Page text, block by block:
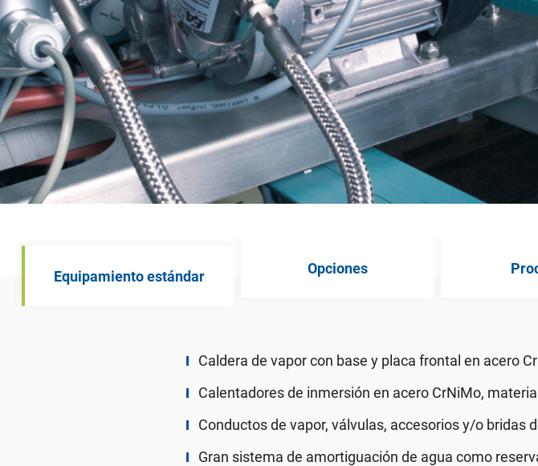
Equipamiento estándar Opciones
Caldera de vapor con base y placa frontal en acero
Calentadores de inmersión en acero CrNiMo,
Conductos de vapor, válvulas, accesorios y/o bridas
Gran sistema de amortiguación de agua como